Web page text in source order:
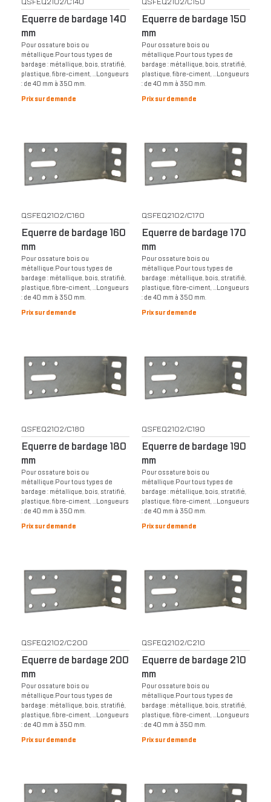
Equerre de bardage 140
mm
Pour ossature bois ou
métallique.Pour tous types de
bardage : métallique, bois, stratifié,
plastique, fibre-ciment, …Longueurs
: de 40 mm à 350 mm.
Prix sur demande
Equerre de bardage 150
mm
Pour ossature bois ou
métallique.Pour tous types de
bardage : métallique, bois, stratifié,
plastique, fibre-ciment, …Longueurs
: de 40 mm à 350 mm.
Prix sur demande
QSFEQ2102/C160
Equerre de bardage 160
mm
Pour ossature bois ou
métallique.Pour tous types de
bardage : métallique, bois, stratifié,
plastique, fibre-ciment, …Longueurs
: de 40 mm à 350 mm.
Prix sur demande
QSFEQ2102/C170
Equerre de bardage 170
mm
Pour ossature bois ou
métallique.Pour tous types de
bardage : métallique, bois, stratifié,
plastique, fibre-ciment, …Longueurs
: de 40 mm à 350 mm.
Prix sur demande
QSFEQ2102/C180
Equerre de bardage 180
mm
Pour ossature bois ou
métallique.Pour tous types de
bardage : métallique, bois, stratifié,
plastique, fibre-ciment, …Longueurs
: de 40 mm à 350 mm.
Prix sur demande
QSFEQ2102/C190
Equerre de bardage 190
mm
Pour ossature bois ou
métallique.Pour tous types de
bardage : métallique, bois, stratifié,
plastique, fibre-ciment, …Longueurs
: de 40 mm à 350 mm.
Prix sur demande
QSFEQ2102/C200
Equerre de bardage 200
mm
Pour ossature bois ou
métallique.Pour tous types de
bardage : métallique, bois, stratifié,
plastique, fibre-ciment, …Longueurs
: de 40 mm à 350 mm.
Prix sur demande
QSFEQ2102/C210
Equerre de bardage 210
mm
Pour ossature bois ou
métallique.Pour tous types de
bardage : métallique, bois, stratifié,
plastique, fibre-ciment, …Longueurs
: de 40 mm à 350 mm.
Prix sur demande